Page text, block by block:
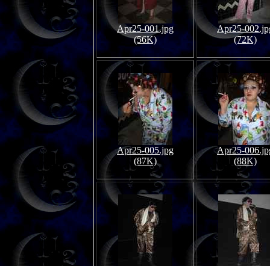
Apr25-001.jpg
(56K)
Apr25-
(72K)
Apr25-005.jpg
(87K)
Apr25-
(88K)